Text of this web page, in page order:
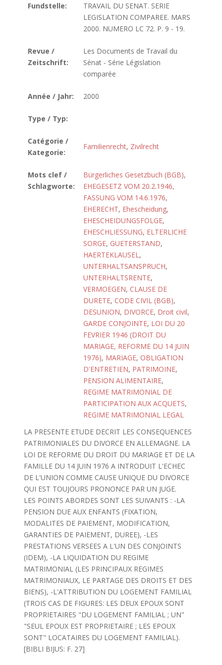
Fundstelle:
TRAVAIL DU SENAT. SERIE
LEGISLATION COMPAREE. MARS
2000. NUMERO LC 72. P. 9 - 19.
Revue /
Zeitschrift:
Les Documents de Travail du
Sénat - Série Législation
comparée
Année / Jahr: 2000
Type / Typ:
Catégorie /
Kategorie:
Familienrecht, Zivilrecht
Mots clef /
Schlagworte:
Bürgerliches Gesetzbuch (BGB),
EHEGESETZ VOM 20.2.1946,
FASSUNG VOM 14.6.1976,
EHERECHT, Ehescheidung,
EHESCHEIDUNGSFOLGE,
EHESCHLIESSUNG, ELTERLICHE
SORGE, GUETERSTAND,
HAERTEKLAUSEL,
UNTERHALTSANSPRUCH,
UNTERHALTSRENTE,
VERMOEGEN, CLAUSE DE
DURETE, CODE CIVIL (BGB),
DESUNION, DIVORCE, Droit civil,
GARDE CONJOINTE, LOI DU 20
FEVRIER 1946 (DROIT DU
MARIAGE, REFORME DU 14 JUIN
1976), MARIAGE, OBLIGATION
D'ENTRETIEN, PATRIMOINE,
PENSION ALIMENTAIRE,
REGIME MATRIMONIAL DE
PARTICIPATION AUX ACQUETS,
REGIME MATRIMONIAL LEGAL
LA PRESENTE ETUDE DECRIT LES CONSEQUENCES
PATRIMONIALES DU DIVORCE EN ALLEMAGNE. LA
LOI DE REFORME DU DROIT DU MARIAGE ET DE LA
FAMILLE DU 14 JUIN 1976 A INTRODUIT L'ECHEC
DE L'UNION COMME CAUSE UNIQUE DU DIVORCE
QUI EST TOUJOURS PRONONCE PAR UN JUGE.
LES POINTS ABORDES SONT LES SUIVANTS : -LA
PENSION DUE AUX ENFANTS (FIXATION,
MODALITES DE PAIEMENT, MODIFICATION,
GARANTIES DE PAIEMENT, DUREE), -LES
PRESTATIONS VERSEES A L'UN DES CONJOINTS
(IDEM), -LA LIQUIDATION DU REGIME
MATRIMONIAL (LES PRINCIPAUX REGIMES
MATRIMONIAUX, LE PARTAGE DES DROITS ET DES
BIENS), -L'ATTRIBUTION DU LOGEMENT FAMILIAL
(TROIS CAS DE FIGURES: LES DEUX EPOUX SONT
PROPRIETAIRES "DU LOGEMENT FAMILIAL ; UN"
"SEUL EPOUX EST PROPRIETAIRE ; LES EPOUX
SONT" LOCATAIRES DU LOGEMENT FAMILIAL).
[BIBLI BIJUS: F. 27]